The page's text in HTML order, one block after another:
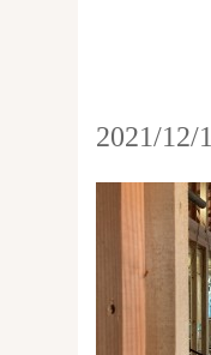
2021/